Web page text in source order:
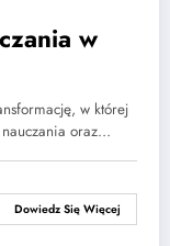
w
w której
oraz…
Dowiedz Się Więcej